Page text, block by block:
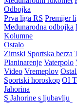
Odbojka
Prva liga RS Premijer
Međunarodna odbojka
Kolumne
Ostalo
Zimski Sportska berza
Planinarenje Vaterpolo
Video Vremeplov
Sportski horoskop OI
Jahorina
S Jahorine s ljubavlju